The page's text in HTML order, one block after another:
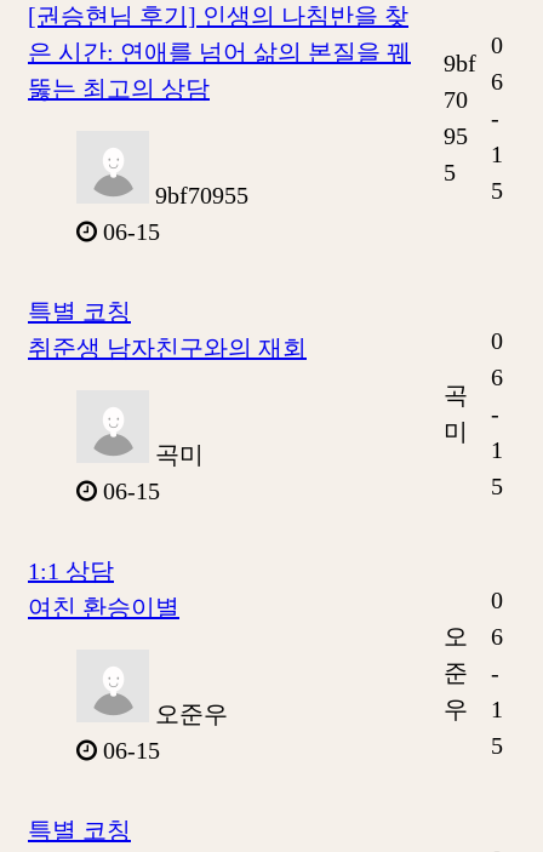
​[권승현님 후기] 인생의 나침반을 찾
은 시간: 연애를 넘어 삶의 본질을 꿰
뚫는 최고의 상담
9bf70955
06-15
9bf
70
95
5
0
6
-
1
5
특별 코칭
취준생 남자친구와의 재회
곡미
06-15
곡
미
0
6
-
1
5
1:1 상담
여친 환승이별
오준우
06-15
오
준
우
0
6
-
1
5
특별 코칭